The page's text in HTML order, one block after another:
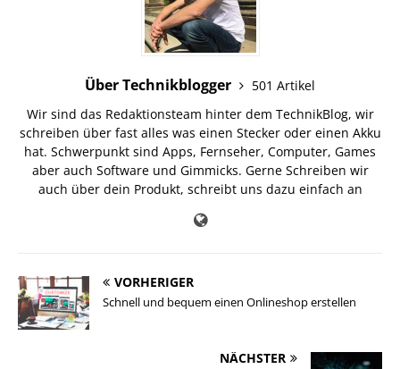
Über Technikblogger
501 Artikel
Wir sind das Redaktionsteam hinter dem TechnikBlog, wir
schreiben über fast alles was einen Stecker oder einen Akku
hat. Schwerpunkt sind Apps, Fernseher, Computer, Games
aber auch Software und Gimmicks. Gerne Schreiben wir
auch über dein Produkt, schreibt uns dazu einfach an
VORHERIGER
Schnell und bequem einen Onlineshop erstellen
NÄCHSTER